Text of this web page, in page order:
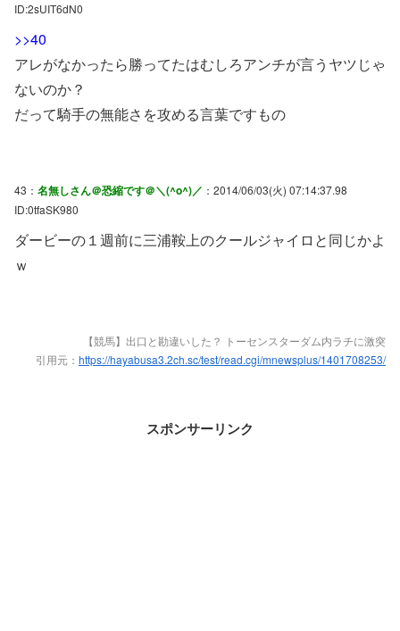
ID:2sUIT6dN0
>>40
アレがなかったら勝ってたはむしろアンチが言うヤツじゃ
ないのか？
だって騎手の無能さを攻める言葉ですもの
43： 名無しさん＠恐縮です＠＼(^o^)／ ：2014/06/03(火) 07:14:37.98
ID:0tfaSK980
ダービーの１週前に三浦鞍上のクールジャイロと同じかよ
ｗ
【競馬】出口と勘違いした？ トーセンスターダム内ラチに激突
引用元： https://hayabusa3.2ch.sc/test/read.cgi/mnewsplus/1401708253/
スポンサーリンク